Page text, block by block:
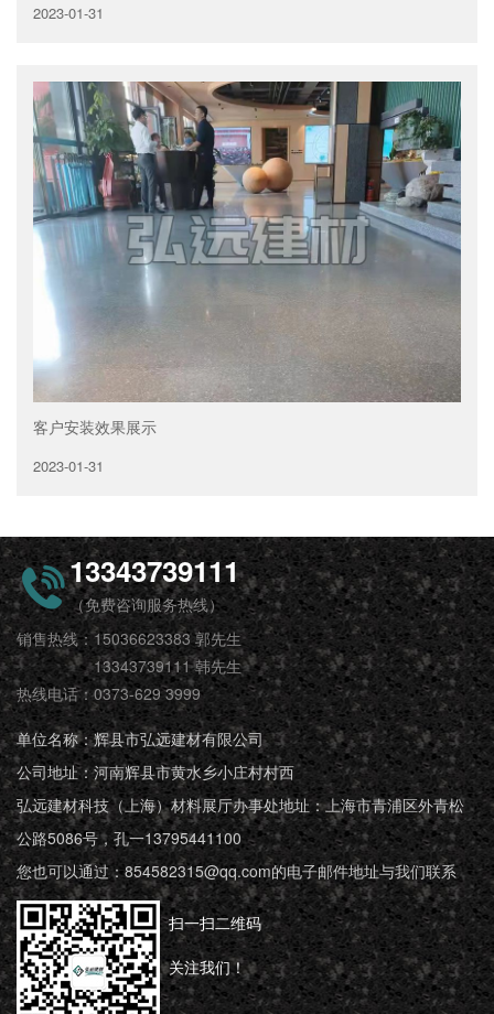
2023-01-31
客户安装效果展示
2023-01-31
13343739111
（免费咨询服务热线）
销售热线：15036623383 郭先生
13343739111 韩先生
热线电话：0373-629 3999
单位名称：辉县市弘远建材有限公司
公司地址：河南辉县市黄水乡小庄村村西
弘远建材科技（上海）材料展厅办事处地址：上海市青浦区外青松
公路5086号，孔一13795441100
您也可以通过：854582315@qq.com的电子邮件地址与我们联系
扫一扫二维码
关注我们！